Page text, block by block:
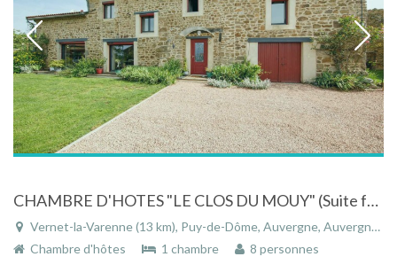
CHAMBRE D'HOTES "LE CLOS DU MOUY" (Suite familiale) dans le LIVRADOIS-FOREZ
Vernet-la-Varenne (13 km), Puy-de-Dôme, Auvergne, Auvergne-Rhône-Alpes, France
Chambre d'hôtes
1 chambre 8 personnes